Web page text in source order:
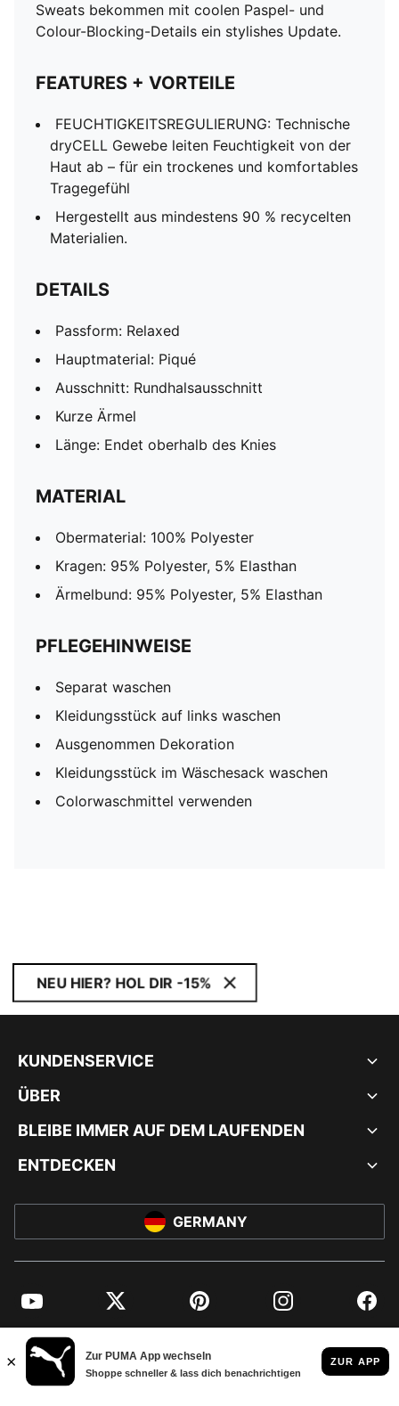
Sweats bekommen mit coolen Paspel- und
Colour-Blocking-Details ein stylishes Update.
FEATURES + VORTEILE
FEUCHTIGKEITSREGULIERUNG: Technische
dryCELL Gewebe leiten Feuchtigkeit von der
Haut ab – für ein trockenes und komfortables
Tragegefühl
Hergestellt aus mindestens 90 % recycelten
Materialien.
DETAILS
Passform: Relaxed
Hauptmaterial: Piqué
Ausschnitt: Rundhalsausschnitt
Kurze Ärmel
Länge: Endet oberhalb des Knies
MATERIAL
Obermaterial: 100% Polyester
Kragen: 95% Polyester, 5% Elasthan
Ärmelbund: 95% Polyester, 5% Elasthan
PFLEGEHINWEISE
Separat waschen
Kleidungsstück auf links waschen
Ausgenommen Dekoration
Kleidungsstück im Wäschesack waschen
Colorwaschmittel verwenden
NEU HIER? HOL DIR -15%
KUNDENSERVICE
ÜBER
BLEIBE IMMER AUF DEM LAUFENDEN
ENTDECKEN
GERMANY
YouTube Twitter Pinterest Instagram
© PUMA EUROPE GMBH, 2026. ALLE RECHTE VORBEHALTEN
IMPRESSUM UND RECHTLICHE HINWEISE